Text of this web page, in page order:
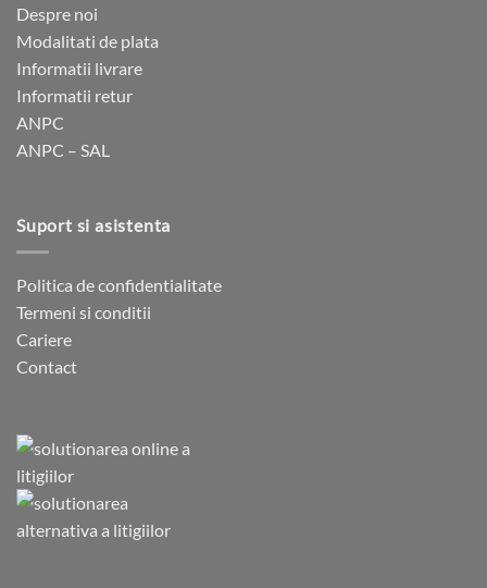
Despre noi
Modalitati de plata
Informatii livrare
Informatii retur
ANPC
ANPC – SAL
Suport si asistenta
Politica de confidentialitate
Termeni si conditii
Cariere
Contact